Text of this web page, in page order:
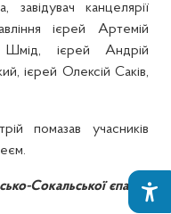
канцелярії
ієрей Артемій
ієрей Андрій
ієрей Олексій Саків,
помазав учасників
Сокальської єпархії